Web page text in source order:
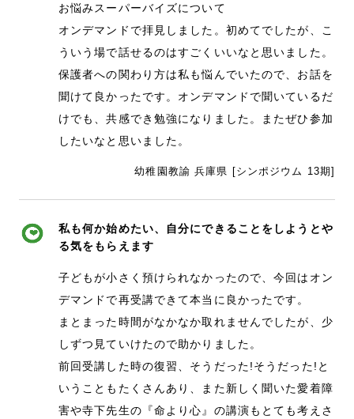
お悩みスーパーバイズについて
オンデマンドで拝見しました。初めてでしたが、こ
ういう場で話せるのはすごくいいなと思いました。
保護者への関わり方は私も悩んでいたので、お話を
聞けて良かったです。オンデマンドで聞いているだ
けでも、共感でき勉強になりました。またぜひ参加
したいなと思いました。
幼稚園教諭 兵庫県 [シンポジウム 13期]
私も何か始めたい、自分にできることをしようとや
る気をもらえます
子どもが小さく預けられなかったので、今回はオン
デマンドで再受講できて本当に良かったです。
まとまった時間がなかなか取れませんでしたが、少
しずつ見ていけたので助かりました。
前回受講した時の復習、そうだった!そうだった!と
いうこともたくさんあり、また新しく聞いた愛着障
害や寺下先生の『命より心』の講演もとても考えさ